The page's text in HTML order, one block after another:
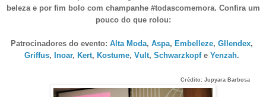
beleza e por fim bolo com champanhe #todascomemora. Confira um
pouco do que rolou:
Patrocinadores do evento: Alta Moda, Aspa, Embelleze, Gllendex,
Griffus, Inoar, Kert, Kostume, Vult, Schwarzkopfe Yenzah.
Crédito: Jupyara Barbosa